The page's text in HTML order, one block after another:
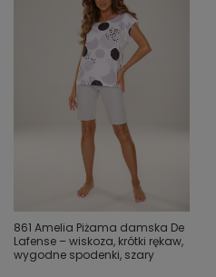
861 Amelia Piżama damska De
Lafense – wiskoza, krótki rękaw,
wygodne spodenki, szary